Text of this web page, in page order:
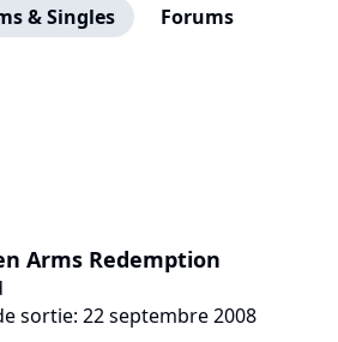
& Singles Forums
Arms Redemption
sortie: 22 septembre 2008